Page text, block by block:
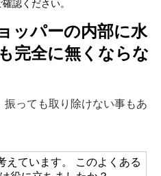
認ください。
ッパーの内部に水
完全に無くならな
っても取り除けない事もあ
えています。 このよくある